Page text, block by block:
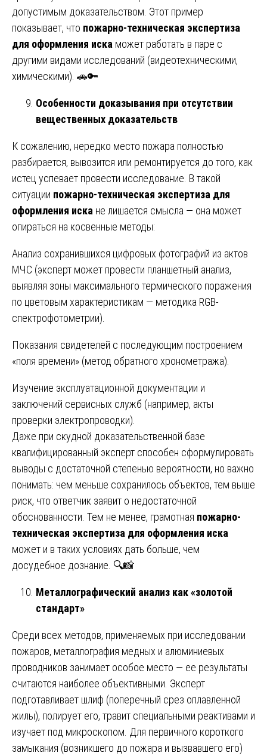
допустимым доказательством. Этот пример
показывает, что пожарно-техническая экспертиза
для оформления иска может работать в паре с
другими видами исследований (видеотехническими,
химическими). 🚗🔑
Особенности доказывания при отсутствии
вещественных доказательств
К сожалению, нередко место пожара полностью
разбирается, вывозится или ремонтируется до того, как
истец успевает провести исследование. В такой
ситуации пожарно-техническая экспертиза для
оформления иска не лишается смысла — она может
опираться на косвенные методы:
Анализ сохранившихся цифровых фотографий из актов
МЧС (эксперт может провести планшетный анализ,
выявляя зоны максимального термического поражения
по цветовым характеристикам — методика RGB-
спектрофотометрии).
Показания свидетелей с последующим построением
«поля времени» (метод обратного хронометража).
Изучение эксплуатационной документации и
заключений сервисных служб (например, акты
проверки электропроводки).
Даже при скудной доказательственной базе
квалифицированный эксперт способен сформулировать
выводы с достаточной степенью вероятности, но важно
понимать: чем меньше сохранилось объектов, тем выше
риск, что ответчик заявит о недостаточной
обоснованности. Тем не менее, грамотная пожарно-
техническая экспертиза для оформления иска
может и в таких условиях дать больше, чем
досудебное дознание. 🔍📸
Металлографический анализ как «золотой
стандарт»
Среди всех методов, применяемых при исследовании
пожаров, металлография медных и алюминиевых
проводников занимает особое место — ее результаты
считаются наиболее объективными. Эксперт
подготавливает шлиф (поперечный срез оплавленной
жилы), полирует его, травит специальными реактивами и
изучает под микроскопом. Для первичного короткого
замыкания (возникшего до пожара и вызвавшего его)